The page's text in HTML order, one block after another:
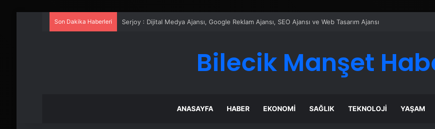
Son Dakika Haberleri UETDS Nedir ? Uetds.com İle Akıllı Dijital Taşımacılık Yazılımı
Bilecik Manşet
ANASAYFA HABER EKONOMI SAĞLIK TEKNOLOJI YAŞAM